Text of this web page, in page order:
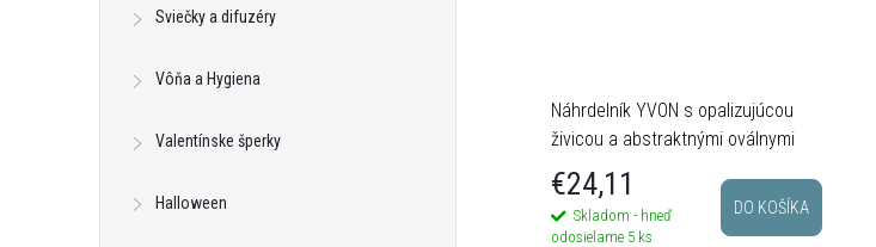
Sviečky a difuzéry
Vôňa a Hygiena
Valentínske šperky
Halloween
Náhrdelník YVON s opalizujúcou
živicou a abstraktnými oválnymi
prvkami
€24,11
Skladom - hneď
odosielame 5 ks
DO KOŠÍKA